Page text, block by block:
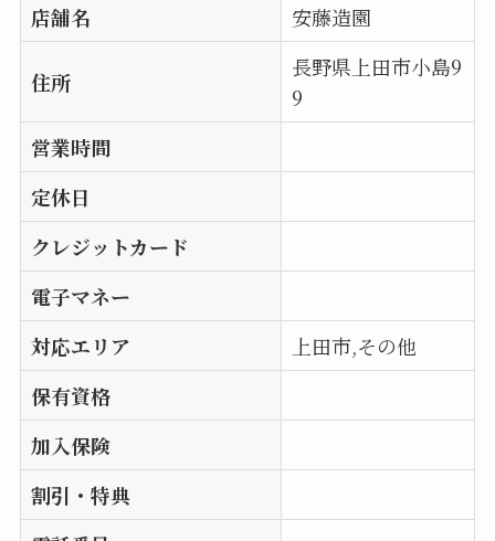
店舗名 安藤造園
住所
長野県上田市小島9
9
営業時間
定休日
クレジットカード
電子マネー
対応エリア
上田市,その他
保有資格
加入保険
割引・特典